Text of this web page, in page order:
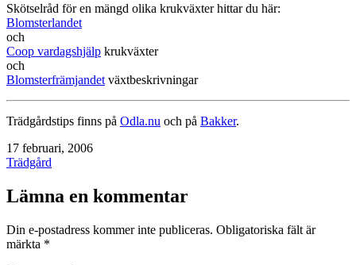
Skötselråd för en mängd olika krukväxter hittar du här:
Blomsterlandet
och
Coop vardagshjälp krukväxter
och
Blomsterfrämjandet växtbeskrivningar
Trädgårdstips finns på Odla.nu och på Bakker.
Publicerat
den
17 februari, 2006
Kategoriserat
Trädgård
Lämna en kommentar
Din e-postadress kommer inte publiceras. Obligatoriska fält är
märkta *